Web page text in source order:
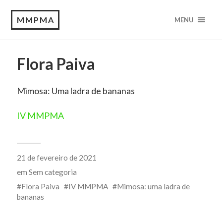
MMPMA MENU
Flora Paiva
Mimosa: Uma ladra de bananas
IV MMPMA
21 de fevereiro de 2021
em Sem categoria
Flora Paiva
IV MMPMA
Mimosa: uma ladra de
bananas